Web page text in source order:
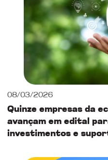
08/03/2026
Quinze empresas da
avançam em edital
investimentos e